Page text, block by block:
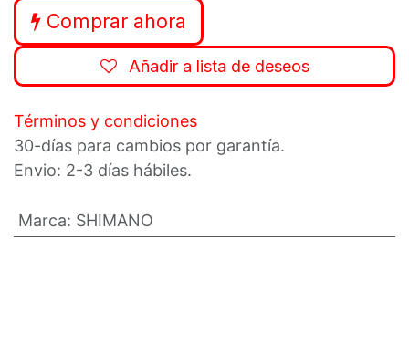
Comprar ahora
Añadir a lista de deseos
Términos y condiciones
30-días para cambios por garantía.
Envio: 2-3 días hábiles.
Marca: SHIMANO